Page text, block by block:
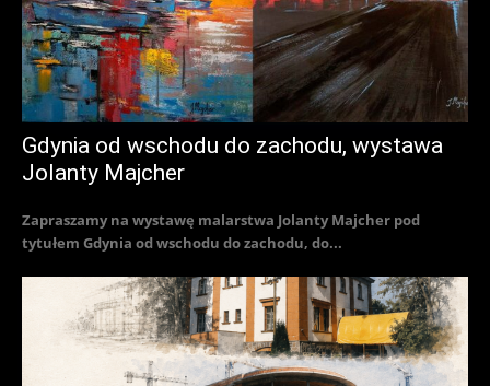
Gdynia od wschodu do zachodu, wystawa
Jolanty Majcher
Zapraszamy na wystawę malarstwa Jolanty Majcher pod
tytułem Gdynia od wschodu do zachodu, do...